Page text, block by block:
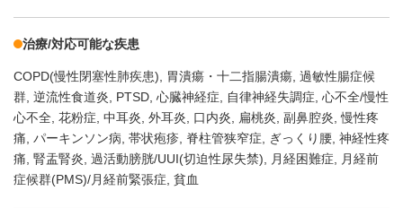
治療/対応可能な疾患
COPD(慢性閉塞性肺疾患) 胃潰瘍・十二指腸潰瘍 過敏性腸症候
群 逆流性食道炎 PTSD 心臓神経症 自律神経失調症 心不全/慢性
心不全 花粉症 中耳炎 外耳炎 口内炎 扁桃炎 副鼻腔炎 慢性疼
痛 パーキンソン病 帯状疱疹 脊柱管狭窄症 ぎっくり腰 神経性疼
痛 腎盂腎炎 過活動膀胱/UUI(切迫性尿失禁) 月経困難症
月経前
症候群(PMS)/月経前緊張症 貧血